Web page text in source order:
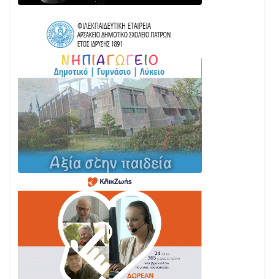
Στο σκοτάδι μεγάλο μέρος στο Λυγιά Ναυπάκτου
04/08 • 19:47
Σε τροχιά υλοποίησης η Παράκαμψη του Κέντρου
της Ναυπάκτου
04/08 • 12:08
Σε φουλ ρυθμούς το τμήμα Βόνιτσα – Άγιος Νικόλαος
| Αυτοψία Καββαδά
03/08 • 11:11
Με Αρχιερατική Λαμπρότητα η Πανήγυρη της
Μεταμορφώσεως του Σωτήρος στο Γολέμι
03/08 • 07:45
Ενισχύεται η Πολιτική Προστασία στο Δήμο Αγρινίου
με δύο νέα υδροφόρα οχήματα
02/08 • 18:26
Διαβάστε την «Ναυπακτία» που κυκλοφορεί
31/07 • 08:16